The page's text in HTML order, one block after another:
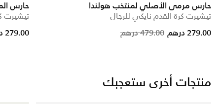
حارس مرمى الأصلي لمنتخب هولندا
تيشيرت كرة القدم نايكي للرجال
Price reduced from
479.00 درهمto 279.00 درهم
حارس
تيشيرت
from
279.00 درهم
منتجات أخرى ستعجبك